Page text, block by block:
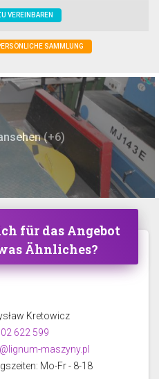
VEREINBAREN
SAMMLUNG
(+6)
für das Angebot
Ähnliches?
Kretowicz
622 599
maszyny.pl
Mo-Fr - 8-18